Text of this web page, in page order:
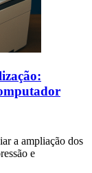
a ampliação dos
e